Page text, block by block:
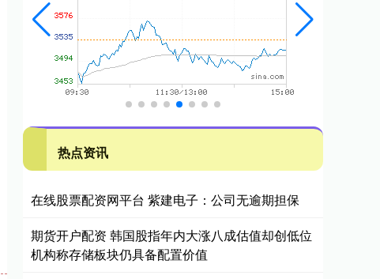
热点资讯
在线股票配资网平台 紫建电子：公司无逾期担保
期货开户配资 韩国股指年内大涨八成估值却创低位
机构称存储板块仍具备配置价值